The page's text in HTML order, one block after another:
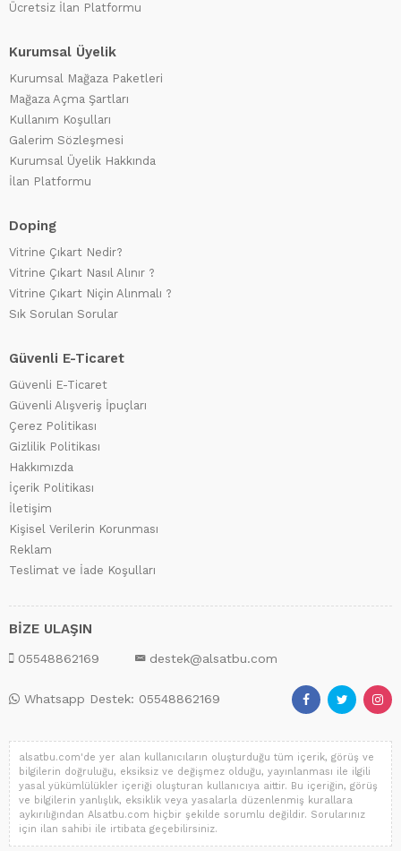
Ücretsiz İlan Platformu
Kurumsal Üyelik
Kurumsal Mağaza Paketleri
Mağaza Açma Şartları
Kullanım Koşulları
Galerim Sözleşmesi
Kurumsal Üyelik Hakkında
İlan Platformu
Doping
Vitrine Çıkart Nedir?
Vitrine Çıkart Nasıl Alınır ?
Vitrine Çıkart Niçin Alınmalı ?
Sık Sorulan Sorular
Güvenli E-Ticaret
Güvenli E-Ticaret
Güvenli Alışveriş İpuçları
Çerez Politikası
Gizlilik Politikası
Hakkımızda
İçerik Politikası
İletişim
Kişisel Verilerin Korunması
Reklam
Teslimat ve İade Koşulları
BİZE ULAŞIN
05548862169 destek@alsatbu.com
Whatsapp Destek: 05548862169
alsatbu.com'de yer alan kullanıcıların oluşturduğu tüm içerik, görüş ve
bilgilerin doğruluğu, eksiksiz ve değişmez olduğu, yayınlanması ile ilgili
yasal yükümlülükler içeriği oluşturan kullanıcıya aittir. Bu içeriğin, görüş
ve bilgilerin yanlışlık, eksiklik veya yasalarla düzenlenmiş kurallara
aykırılığından Alsatbu.com hiçbir şekilde sorumlu değildir. Sorularınız
için ilan sahibi ile irtibata geçebilirsiniz.